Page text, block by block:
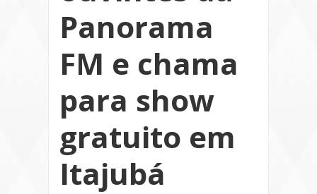
Panorama
FM e chama
para show
gratuito em
Itajubá